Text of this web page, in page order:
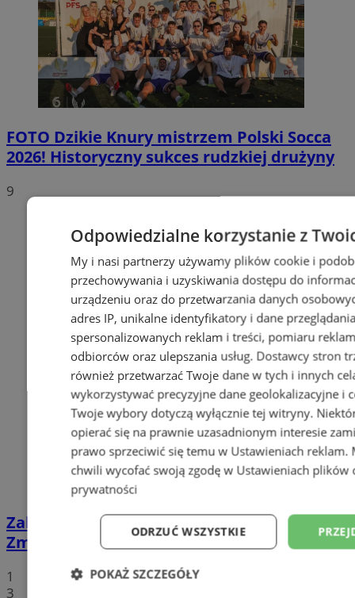
FOTO Dzikie Knury mistrzem Polski Socca
2026! Historyczny sukces rudzkiej drużyny
9
Zakaz zatrzymywania na ul. Energetyków.
Zmiany potrwają około dwóch miesięcy
1
3
Odpowiedzialne korzystanie z
My i nasi partnerzy używamy plików cookie i
przechowywania i uzyskiwania dostępu do
urządzeniu oraz do przetwarzania danych
adres IP, unikalne identyfikatory i dane
spersonalizowanych reklam i treści, pomiaru
odbiorców oraz ulepszania usług. Dostawcy stron
również przetwarzać Twoje dane w tych i innych
wykorzystywać precyzyjne dane geolokalizacyjne i
Twoje wybory dotyczą wyłącznie tej witryny.
opierać się na prawnie uzasadnionym interesie
prawo sprzeciwić się temu w Ustawieniach reklam.
chwili wycofać swoją zgodę w Ustawieniach plików
prywatności
ODRZUĆ WSZYSTKIE
POKAŻ SZCZEGÓŁY